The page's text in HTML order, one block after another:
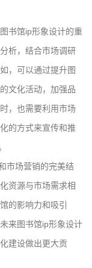
书馆ip形象设计的重
析，结合市场调研
，可以通过提升图
文化活动，加强品
，也需要利用市场
的方式来宣传和推
市场营销的完美结
资源与市场需求相
的影响力和吸引
来图书馆ip形象设计
建设做出更大贡